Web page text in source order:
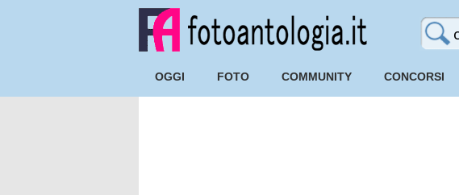
OGGI FOTO COMMUNITY CONCORSI